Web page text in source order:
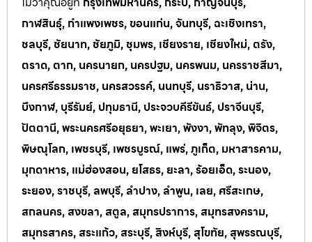
กาฬสินธุ์, กำแพงเพชร, ขอนแก่น, จันทบุรี, ฉะเชิงเทรา,
ชลบุรี, ชัยนาท, ชัยภูมิ, ชุมพร, เชียงราย, เชียงใหม่, ตรัง,
ตราด, ตาก, นครนายก, นครปฐม, นครพนม, นครราชสีมา,
นครศรีธรรมราช, นครสวรรค์, นนทบุรี, นราธิวาส, น่าน,
บึงกาฬ, บุรีรัมย์, ปทุมธานี, ประจวบคีรีขันธ์, ปราจีนบุรี,
ปัตตานี, พระนครศรีอยุธยา, พะเยา, พังงา, พัทลุง, พิจิตร,
พิษณุโลก, เพชรบุรี, เพชรบูรณ์, แพร่, ภูเก็ต, มหาสารคาม,
มุกดาหาร, แม่ฮ่องสอน, ยโสธร, ยะลา, ร้อยเอ็ด, ระนอง,
ระยอง, ราชบุรี, ลพบุรี, ลำปาง, ลำพูน, เลย, ศรีสะเกษ,
สกลนคร, สงขลา, สตูล, สมุทรปราการ, สมุทรสงคราม,
สมุทรสาคร, สระแก้ว, สระบุรี, สิงห์บุรี, สุโขทัย, สุพรรณบุรี,